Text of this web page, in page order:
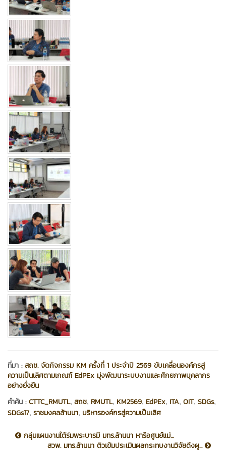
ที่มา :สถช. จัดกิจกรรม KM ครั้งที่ 1 ประจำปี 2569 ขับเคลื่อนองค์กรสู่
ความเป็นเลิศตามเกณฑ์ EdPEx มุ่งพัฒนาระบบงานและศักยภาพบุคลากร
อย่างยั่งยืน
คำค้น :CTTC_RMUTL, สถช, RMUTL, KM2569, EdPEx, ITA, OIT, SDGs,
SDGs17, ราชมงคลล้านนา, บริหารองค์กรสู่ความเป็นเลิศ
กลุ่มแผนงานใต้ร่มพระบารมี มทร.ล้านนา หารือศูนย์แม่...
สวพ. มทร.ล้านนา ติวเข้มประเมินผลกระทบงานวิจัยดึงผู...